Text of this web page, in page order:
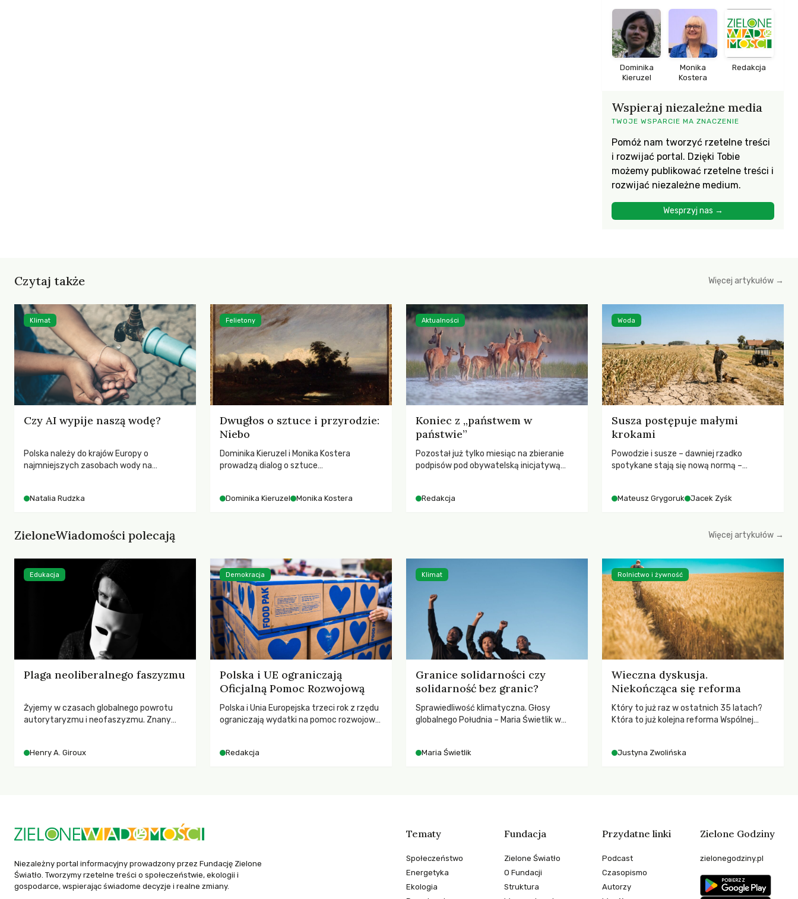
Dominika
Kieruzel
Monika
Kostera
Redakcja
Wspieraj niezależne media
TWOJE WSPARCIE MA ZNACZENIE
Pomóż nam tworzyć rzetelne treści
i rozwijać portal. Dzięki Tobie
możemy publikować rzetelne treści i
rozwijać niezależne medium.
Wesprzyj nas →
Czytaj także Więcej artykułów →
Czy AI wypije naszą wodę?
Polska należy do krajów Europy o
najmniejszych zasobach wody na
wód gruntowych i kolejne rekordy
wodnego często patrzymy w stronę
Tymczasem dane wskazują na znacznie
większy i mniej wygodny problem: skalę
wykorzystania zasobów przez produkcję
Natalia Rudzka
Klimat
Dwugłos o sztuce i przyrodzie:
Niebo
Dominika Kieruzel i Monika Kostera
prowadzą dialog o sztuce
wrażliwość, odczuwanie przestrzeni oraz
Dominika Kieruzel Monika Kostera
Felietony
Koniec z „państwem w
państwie”
Pozostał już tylko miesiąc na zbieranie
podpisów pod obywatelską inicjatywą
pełną mobilizację, ponieważ projekt
Polsce.
Redakcja
Aktualności
Susza postępuje małymi
krokami
Powodzie i susze – dawniej rzadko
spotykane stają się nową normą –
SGGW.
Mateusz Grygoruk Jacek Zyśk
Woda
ZieloneWiadomości polecają Więcej artykułów →
Plaga neoliberalnego faszyzmu
Żyjemy w czasach globalnego powrotu
autorytaryzmu i neofaszyzmu. Znany
społeczeństwo. Czy współczesne
Henry A. Giroux
Edukacja
Polska i UE ograniczają
Oficjalną Pomoc Rozwojową
Polska i Unia Europejska trzeci rok z rzędu
ograniczają wydatki na pomoc rozwojową
dla krajów najbardziej potrzebujących, a
Redakcja
Demokracja
Granice solidarności czy
solidarność bez granic?
Sprawiedliwość klimatyczna. Głosy
globalnego Południa – Maria Świetlik w
Maria Świetlik
Klimat
Wieczna dyskusja.
Niekończąca się reforma
Który to już raz w ostatnich 35 latach?
Która to już kolejna reforma Wspólnej
społeczne?
Justyna Zwolińska
Rolnictwo i żywność
Niezależny portal informacyjny prowadzony przez Fundację Zielone
Światło. Tworzymy rzetelne treści o społeczeństwie, ekologii i
gospodarce, wspierając świadome decyzje i realne zmiany.
Tematy
Społeczeństwo
Energetyka
Ekologia
Fundacja
Zielone Światło
O Fundacji
Struktura
Przydatne linki
Podcast
Czasopismo
Autorzy
Zielone Godziny
zielonegodziny.pl